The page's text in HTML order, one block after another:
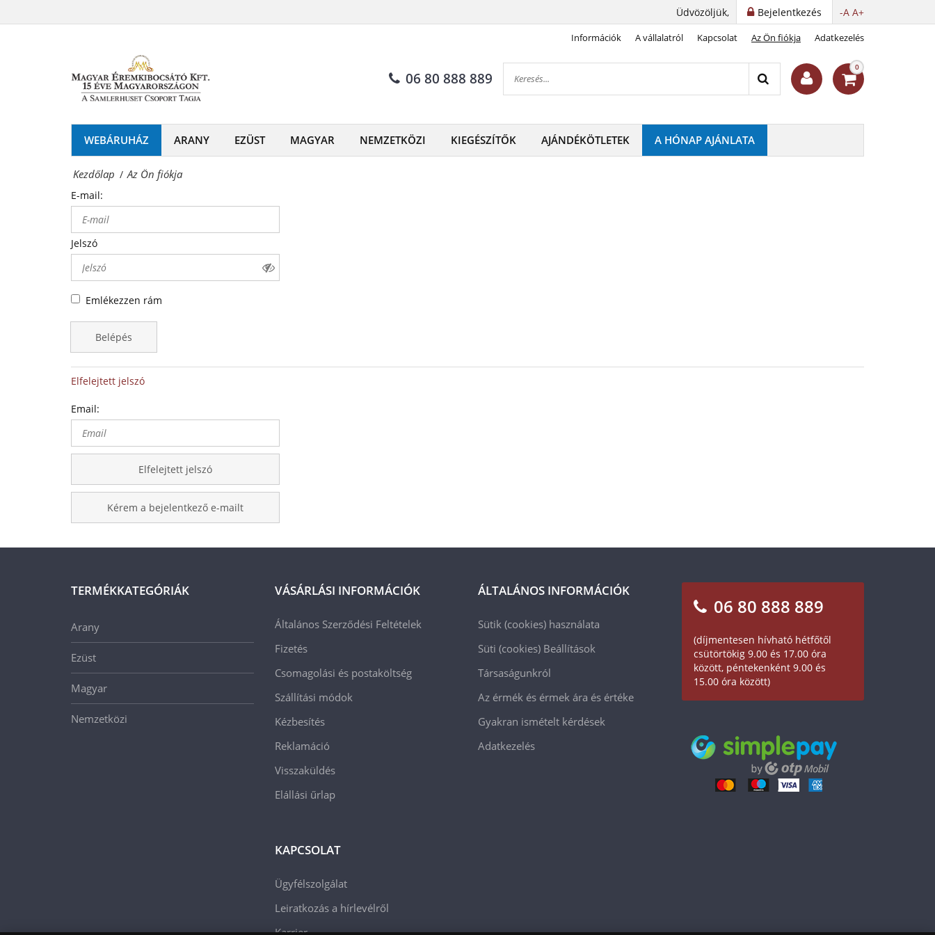
Magyar
Kft.
-
Érmék
és
emlékérmek
hivatalos
forgalmazója!
-A A+
Bejelentkezés
Üdvözöljük,
Információk A vállalatról Kapcsolat Az Ön fiókja Adatkezelés
06 80 888 889
0
WEBÁRUHÁZ ARANY EZÜST MAGYAR NEMZETKÖZI KIEGÉSZÍTŐK AJÁNDÉKÖTLETEK A HÓNAP AJÁNLATA
Kezdőlap / Az Ön fiókja
E-mail:
Jelszó
Emlékezzen rám
Belépés
Elfelejtett jelszó
Email:
Elfelejtett jelszó
Kérem a bejelentkező e-mailt
TERMÉKKATEGÓRIÁK
Arany
Ezüst
Magyar
Nemzetközi
VÁSÁRLÁSI INFORMÁCIÓK
Általános Szerződési Feltételek
Fizetés
Csomagolási és postaköltség
Szállítási módok
Kézbesítés
Reklamáció
Visszaküldés
Elállási űrlap
KAPCSOLAT
Ügyfélszolgálat
Leiratkozás a hírlevélről
ÁLTALÁNOS INFORMÁCIÓK
Sütik (cookies) használata
Süti (cookies) Beállítások
Társaságunkról
Az érmék és érmek ára és értéke
Gyakran ismételt kérdések
Adatkezelés
06 80 888 889
(díjmentesen hívható hétfőtől
csütörtökig 9.00 és 17.00 óra
között, péntekenként 9.00 és
15.00 óra között)
emlékérmek
forgalmazója!